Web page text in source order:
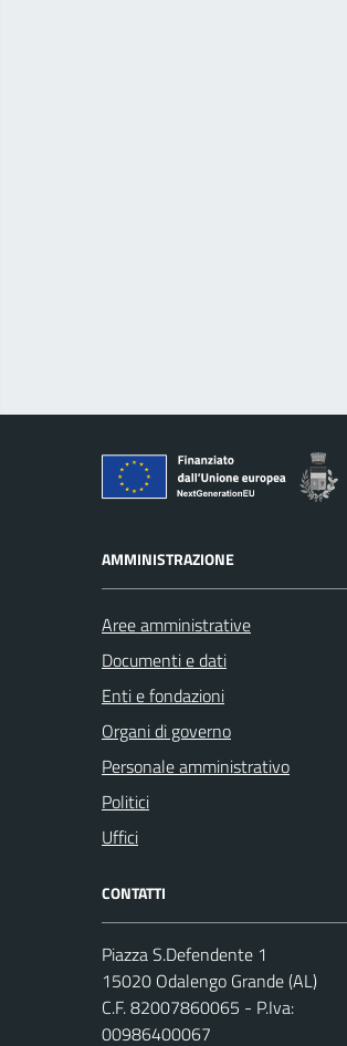
AMMINISTRAZIONE
Aree amministrative
Documenti e dati
Enti e fondazioni
Organi di governo
Personale amministrativo
Politici
Uffici
CONTATTI
Piazza S.Defendente 1
15020 Odalengo Grande (AL)
C.F. 82007860065 - P.Iva:
00986400067